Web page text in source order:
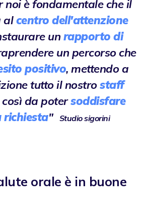
noi è fondamentale che il
alcentro dell'attenzione
un rapporto di
un percorso che
positivo, mettendo a
tutto il nostrostaff
così da potersoddisfare
richiesta" Studio sigorini
orale è in buone